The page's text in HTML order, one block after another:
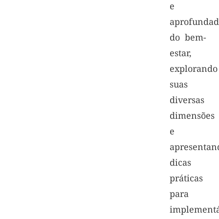
e
do bem-
estar,
explorando
suas
diversas
dimensões
e
dicas
práticas
para